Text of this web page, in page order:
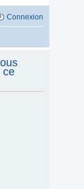
Connexion
ce